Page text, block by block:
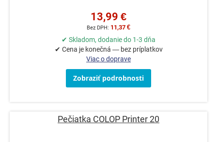
13,99 €
11,37 €
✔ Skladom, dodanie do 1-3 dňa
✔ Cena je konečná — bez príplatkov
Viac o doprave
Zobraziť podrobnosti
Pečiatka COLOP Printer 20